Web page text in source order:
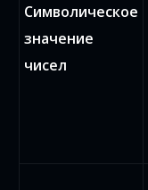
Символическое
значение
чисел